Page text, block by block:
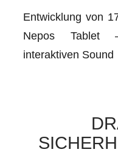
Entwicklung von
Nepos Tablet
interaktiven Sound